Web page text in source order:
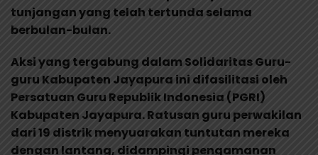
tunjangan yang telah tertunda selama
berbulan-bulan.
Aksi yang tergabung dalam Solidaritas Guru-
guru Kabupaten Jayapura ini difasilitasi oleh
Persatuan Guru Republik Indonesia (PGRI)
Kabupaten Jayapura. Ratusan guru perwakilan
dari 19 distrik menyuarakan tuntutan mereka
dengan lantang, didampingi pengamanan